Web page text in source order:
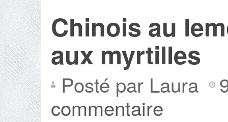
Chinois au
aux myrtilles
Posté par Laura
commentaire